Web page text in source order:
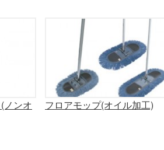
ノンオ
フロアモップ(オイル加工)